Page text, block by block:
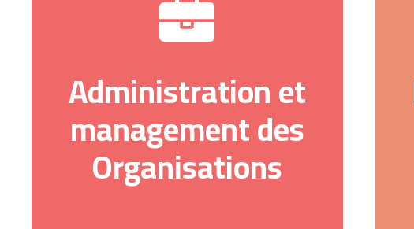
Administration et
management des
Organisations